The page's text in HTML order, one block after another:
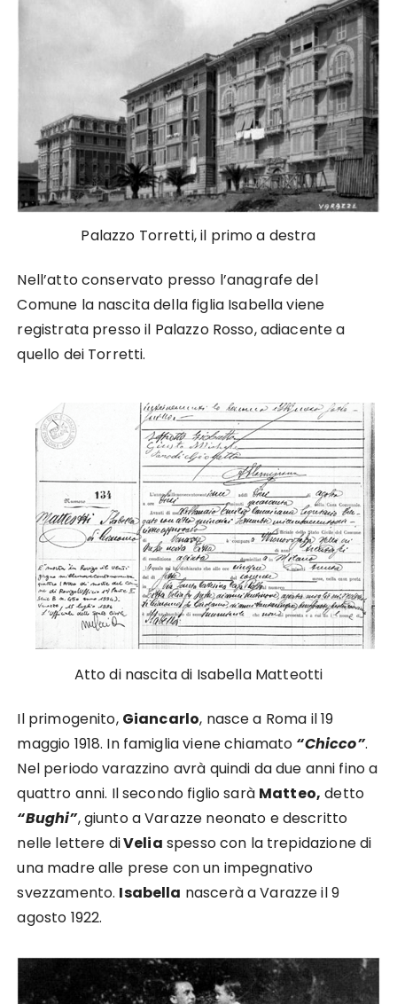
Palazzo Torretti, il primo a destra
Nell’atto conservato presso l’anagrafe del
Comune la nascita della figlia Isabella viene
registrata presso il Palazzo Rosso, adiacente a
quello dei Torretti.
Atto di nascita di Isabella Matteotti
Il primogenito, Giancarlo, nasce a Roma il 19
maggio 1918. In famiglia viene chiamato “Chicco”.
Nel periodo varazzino avrà quindi da due anni fino a
quattro anni. Il secondo figlio sarà Matteo, detto
“Bughi”, giunto a Varazze neonato e descritto
nelle lettere diVelia spesso con la trepidazione di
una madre alle prese con un impegnativo
svezzamento. Isabella nascerà a Varazze il 9
agosto 1922.